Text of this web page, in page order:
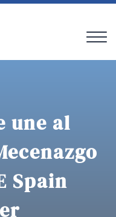
une al
Spain